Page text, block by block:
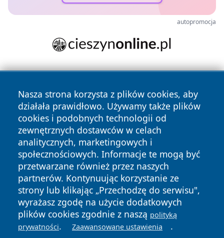
autopromocja
Nasza strona korzysta z plików cookies, aby
działała prawidłowo. Używamy także plików
cookies i podobnych technologii od
zewnętrznych dostawców w celach
analitycznych, marketingowych i
społecznościowych. Informacje te mogą być
przetwarzane również przez naszych
partnerów. Kontynuując korzystanie ze
strony lub klikając „Przechodzę do serwisu",
wyrażasz zgodę na użycie dodatkowych
plików cookies zgodnie z naszą polityką
prywatności. Zaawansowane ustawienia .
Copyright © 2026 lubliniec360.pl Wszystkie prawa
zastrzeżone.
News Autorzy
Polityka
Prywatności
Polityka
Cookies